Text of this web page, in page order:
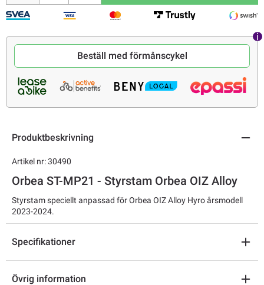
Beställ med förmånscykel
Produktbeskrivning
Artikel nr: 30490
Orbea ST-MP21 - Styrstam Orbea OIZ Alloy
Styrstam speciellt anpassad för Orbea OIZ Alloy Hyro årsmodell
2023-2024.
Specifikationer
Övrig information